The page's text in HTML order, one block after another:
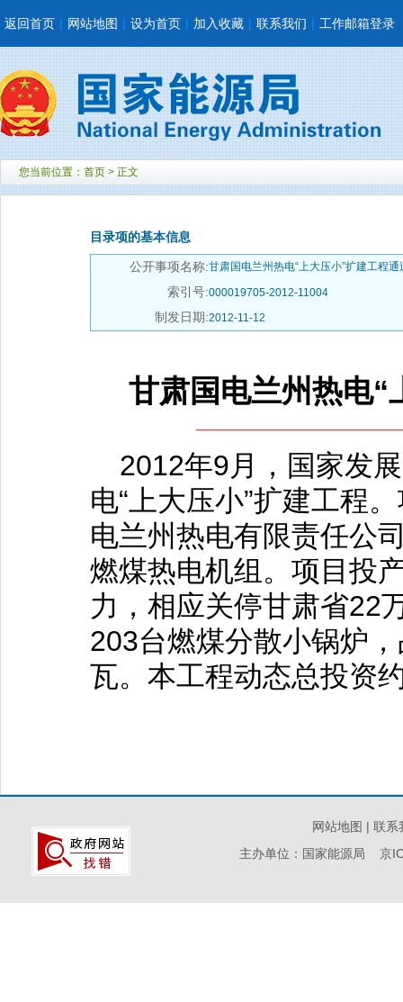
返回首页 | 网站地图 | 设为首页 | 加入收藏 | 联系我们 | 工作邮箱登录
您当前位置： 首页 > 正文
目录项的基本信息
公开事项名称:甘肃国电兰州热电“上大压小”扩建工程通
索引号:000019705-2012-11004
制发日期:2012-11-12
甘肃国电兰州热电“
2012年9月，国家发
电“上大压小”扩建工程
电兰州热电有限责任公
燃煤热电机组。项目投
力，相应关停甘肃省22
203台燃煤分散小锅炉
瓦。本工程动态总投资